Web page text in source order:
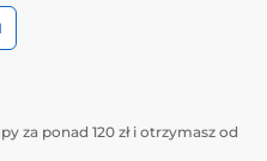
za ponad 120 zł i otrzymasz od